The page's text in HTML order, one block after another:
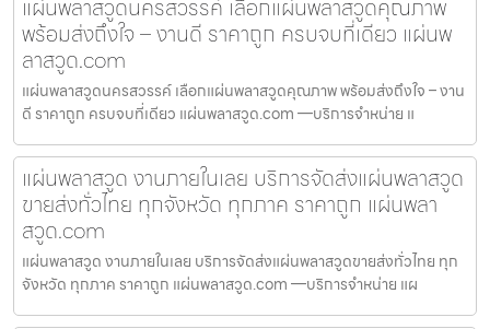
แผ่นพลาสวูดนครสวรรค์ เลือกแผ่นพลาสวูดคุณภาพ
พร้อมส่งถึงใจ – งานดี ราคาถูก ครบจบที่เดียว แผ่นพ
ลาสวูด.com
แผ่นพลาสวูดนครสวรรค์ เลือกแผ่นพลาสวูดคุณภาพ พร้อมส่งถึงใจ – งาน
ดี ราคาถูก ครบจบที่เดียว แผ่นพลาสวูด.com —บริการจำหน่าย แ
แผ่นพลาสวูด งานภายในเลย บริการจัดส่งแผ่นพลาสวูด
ขายส่งทั่วไทย ทุกจังหวัด ทุกภาค ราคาถูก แผ่นพลา
สวูด.com
แผ่นพลาสวูด งานภายในเลย บริการจัดส่งแผ่นพลาสวูดขายส่งทั่วไทย ทุก
จังหวัด ทุกภาค ราคาถูก แผ่นพลาสวูด.com —บริการจำหน่าย แผ